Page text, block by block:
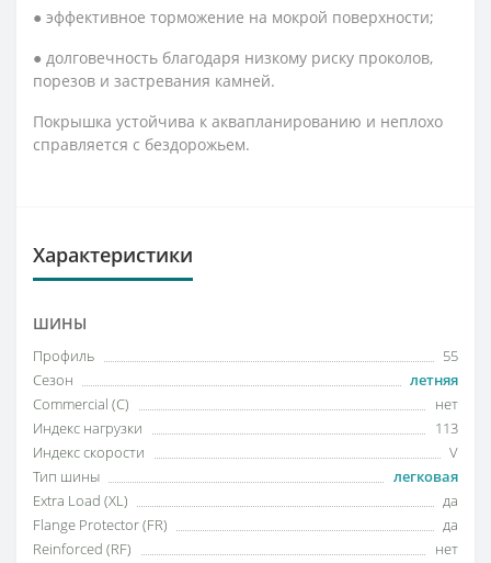
● эффективное торможение на мокрой поверхности;
● долговечность благодаря низкому риску проколов,
порезов и застревания камней.
Покрышка устойчива к аквапланированию и неплохо
справляется с бездорожьем.
Характеристики
ШИНЫ
Профиль
55
Сезон
летняя
Commercial (C)
нет
Индекс нагрузки
113
Индекс скорости
V
Тип шины
легковая
Extra Load (XL)
да
Flange Protector (FR)
да
Reinforced (RF)
нет